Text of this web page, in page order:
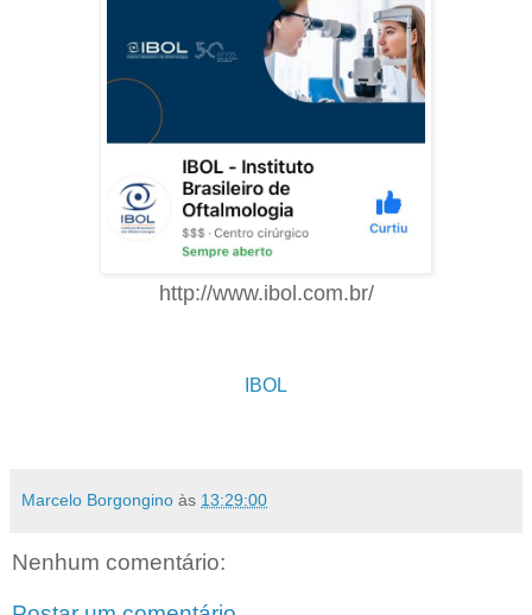
http://www.ibol.com.br/
IBOL
Marcelo Borgongino às 13:29:00
Nenhum comentário: